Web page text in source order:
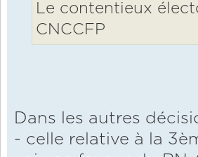
Le contentieux
CNCCFP
Dans les autres
- celle relative à la